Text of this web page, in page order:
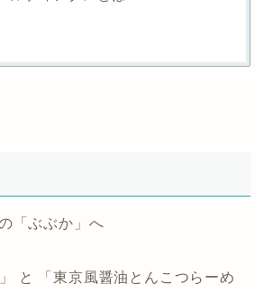
「ぶぶか」へ
と 「東京風醤油とんこつらーめ